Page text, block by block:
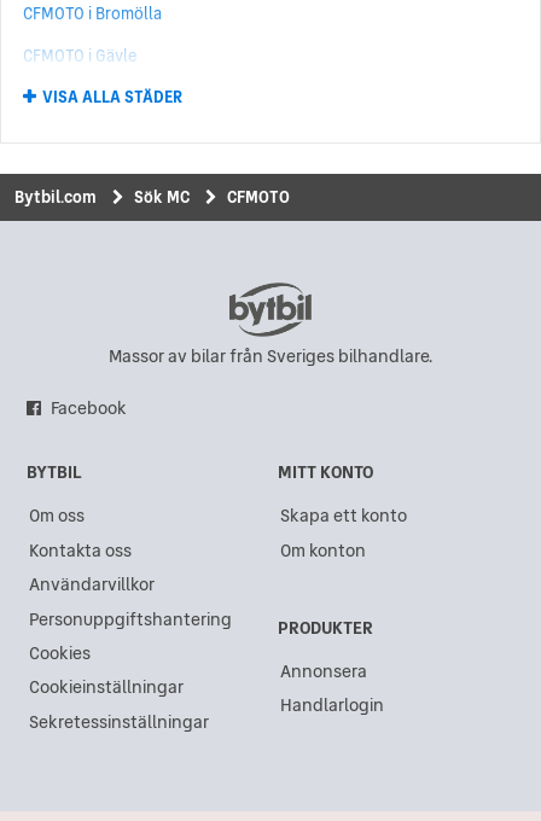
CFMOTO i Bromölla
CFMOTO i Gävle
CFMOTO i Täby
CFMOTO i Uppsala
CFMOTO i Hisings Kärra
CFMOTO i Lidköping
CFMOTO i Västerås
CFMOTO i Karlstad
CFMOTO i Luleå
CFMOTO i Falun
CFMOTO i Borås
CFMOTO i Mörarp, Helsingborg
VISA ALLA STÄDER
Bytbil.com Sök MC CFMOTO
Massor av bilar från Sveriges bilhandlare.
Facebook
BYTBIL
Om oss
Kontakta oss
Användarvillkor
Personuppgiftshantering
Cookies
Cookieinställningar
Sekretessinställningar
MITT KONTO
Skapa ett konto
Om konton
PRODUKTER
Annonsera
Handlarlogin